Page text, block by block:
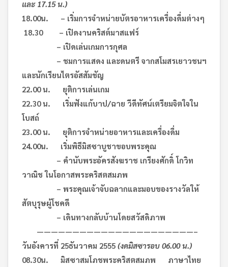
และ 17.15 น.)
18.00น. – เริ่มการจำหน่ายบัตรอาหารเครื่องดื่มต่างๆ
18.30 – เปิดงานคริสต์มาสแฟร์
– เปิดเล่นเกมการกุศล
– ชมการแสดง และดนตรี จากสโมสรเยาวชนฯ
และนักเรียนไตรอัสสัมชัญ
22.00 น. ยุติการเล่นเกม
22.30 น. เริ่มฟังแก้บาป/ฉาย วีดีทัศน์เตรียมจิตใจใน
โบสถ์
23.00 น. ยุติการจำหน่ายอาหารและเครื่องดื่ม
24.00น. เริ่มพิธีมิสซาบูชาขอบพระคุณ
– คำนับพระอัครสังฆราช เกรียงศักดิ์ โกวิท
วาณิช ในโอกาสพระคริสตสมภพ
– พระคุณเจ้าจับฉลากและมอบของรางวัลให้
สัตบุรุษผู้โชคดี
– เดินทางกลับบ้านโดยสวัสดิภาพ
——————————————————————–
วันอังคารที่ 25ธันวาคม 2555 (งดมิสซารอบ 06.00 น.)
08.30น. มิสซาสมโภชพระคริสตสมภพ ภาษาไทย